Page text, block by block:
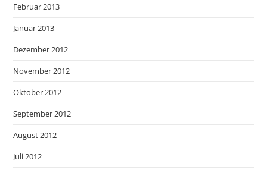
Februar 2013
Januar 2013
Dezember 2012
November 2012
Oktober 2012
September 2012
August 2012
Juli 2012